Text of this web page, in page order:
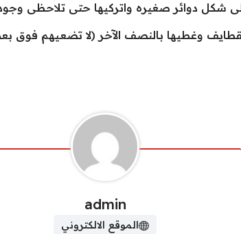
شكل دوائر صغيره واتركيها حتى تلاحظى
وغطيها بالنصف الآخر (لا تضعيهم فوق
admin
الموقع الالكتروني